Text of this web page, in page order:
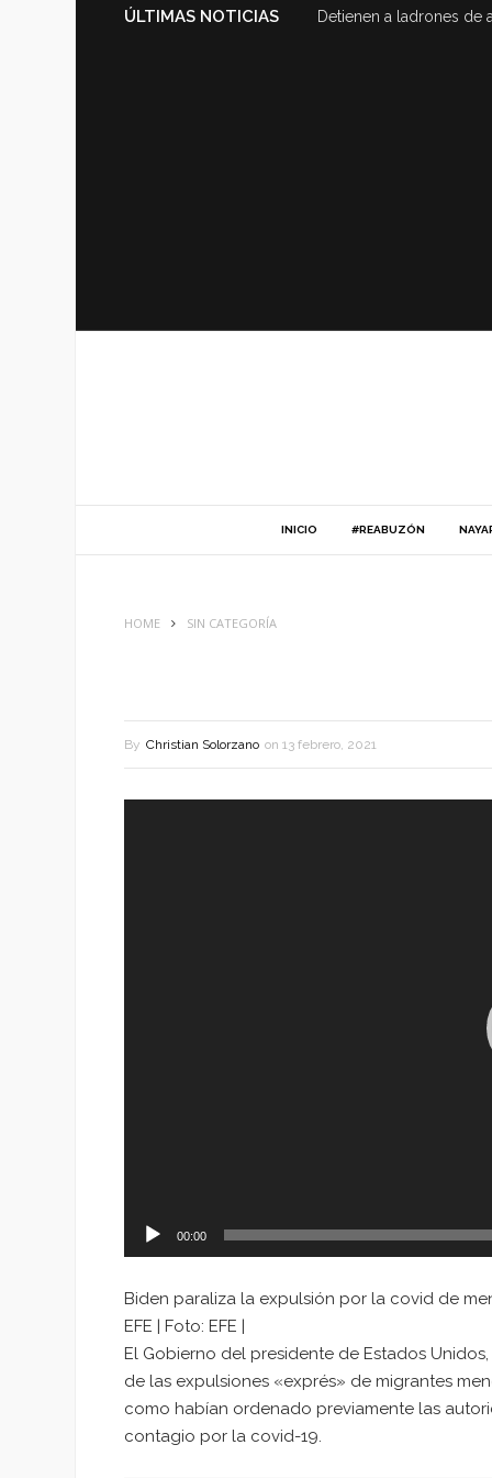
ÚLTIMAS NOTICIAS Detienen a ladrones de
INICIO #REABUZÓN
HOME SIN CATEGORÍA
By Christian Solorzano on 13 febrero, 2021
00:00
Biden paraliza la expulsión por la covid de
EFE | Foto: EFE |
El Gobierno del presidente de Estados
de las expulsiones «exprés» de migrantes
como habían ordenado previamente las
contagio por la covid-19.